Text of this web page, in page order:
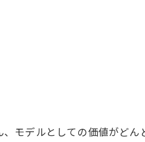
モデルとしての価値がど